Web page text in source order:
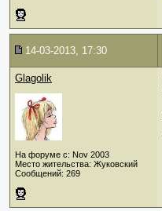
14-03-2013, 17:30
Glagolik
На форуме с: Nov 2003
Место жительства: Жуковский
Сообщений: 269